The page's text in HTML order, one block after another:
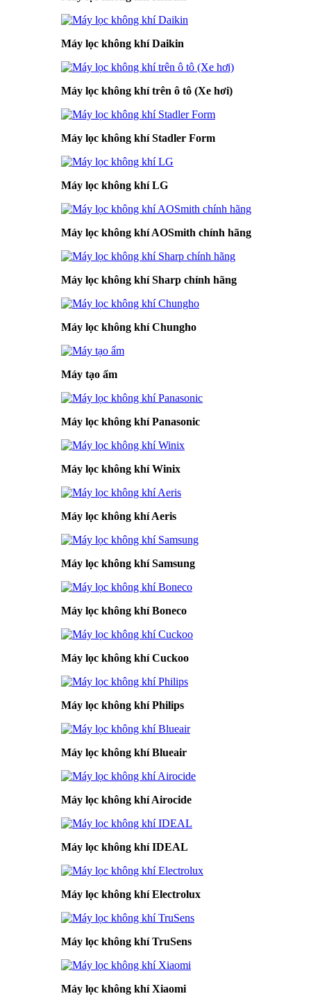
Máy lọc không khí Daikin
Máy lọc không khí trên ô tô (Xe hơi)
Máy lọc không khí Stadler Form
Máy lọc không khí LG
Máy lọc không khí AOSmith chính hãng
Máy lọc không khí Sharp chính hãng
Máy lọc không khí Chungho
Máy tạo ẩm
Máy lọc không khí Panasonic
Máy lọc không khí Winix
Máy lọc không khí Aeris
Máy lọc không khí Samsung
Máy lọc không khí Boneco
Máy lọc không khí Cuckoo
Máy lọc không khí Philips
Máy lọc không khí Blueair
Máy lọc không khí Airocide
Máy lọc không khí IDEAL
Máy lọc không khí Electrolux
Máy lọc không khí TruSens
Máy lọc không khí Xiaomi